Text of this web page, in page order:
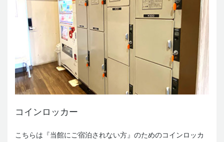
コインロッカー
こちらは『当館にご宿泊されない方』のためのコインロッカ